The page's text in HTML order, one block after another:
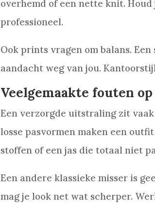
overhemd of een nette knit.
professioneel.
Ook prints vragen om balans.
aandacht weg van jou.
Veelgemaakte fouten
Een verzorgde uitstraling zit
losse pasvormen maken een
stoffen of een jas die totaal niet
Een andere klassieke misser is
mag je look net wat scherper.